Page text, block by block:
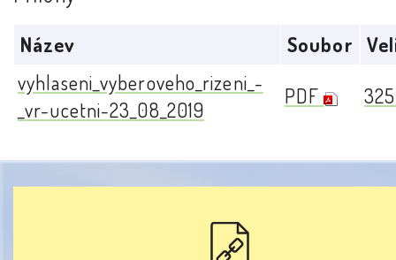
Název Soubor
vyhlaseni_vyberoveho_rizeni_-
_vr-ucetni-23_08_2019
PDF